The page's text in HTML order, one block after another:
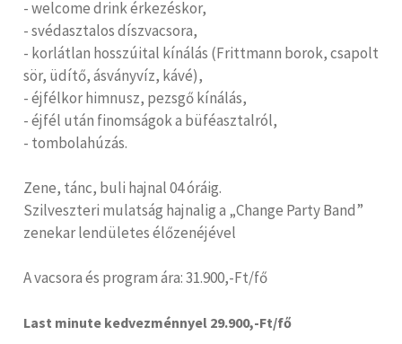
- welcome drink érkezéskor,
- svédasztalos díszvacsora,
- korlátlan hosszúital kínálás (Frittmann borok, csapolt
sör, üdítő, ásványvíz, kávé),
- éjfélkor himnusz, pezsgő kínálás,
- éjfél után finomságok a büféasztalról,
- tombolahúzás.
Zene, tánc, buli hajnal 04 óráig.
Szilveszteri mulatság hajnalig a „Change Party Band”
zenekar lendületes élőzenéjével
A vacsora és program ára: 31.900,-Ft/fő
Last minute kedvezménnyel 29.900,-Ft/fő